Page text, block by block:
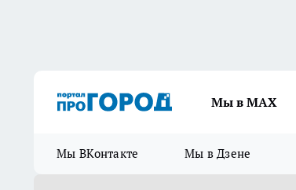
Мы в МАХ
Мы ВКонтакте Мы в Дзене